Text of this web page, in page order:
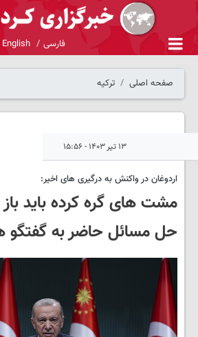
فارسی English
صفحه اصلی ترکیه
۱۳ تیر ۱۴۰۳ - ۱۵:۵۶
اردوغان در واکنش به درگیری های اخیر:
مشت های گره کرده باید باز
حل مسائل حاضر به گفتگو